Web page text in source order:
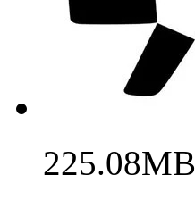
225.08MB